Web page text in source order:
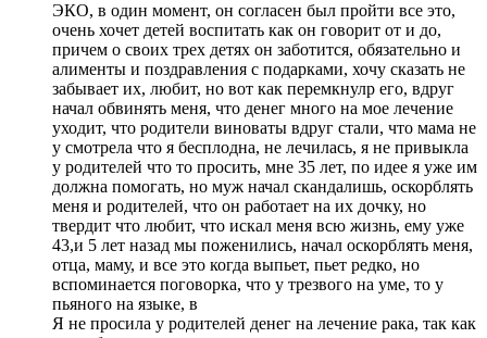
ЭКО, в один момент, он согласен был пройти все это,
очень хочет детей воспитать как он говорит от и до,
причем о своих трех детях он заботится, обязательно и
алименты и поздравления с подарками, хочу сказать не
забывает их, любит, но вот как перемкнулр его, вдруг
начал обвинять меня, что денег много на мое лечение
уходит, что родители виноваты вдруг стали, что мама не
у смотрела что я бесплодна, не лечилась, я не привыкла
у родителей что то просить, мне 35 лет, по идее я уже им
должна помогать, но муж начал скандалишь, оскорблять
меня и родителей, что он работает на их дочку, но
твердит что любит, что искал меня всю жизнь, ему уже
43,и 5 лет назад мы поженились, начал оскорблять меня,
отца, маму, и все это когда выпьет, пьет редко, но
вспоминается поговорка, что у трезвого на уме, то у
пьяного на языке, в
Я не просила у родителей денег на лечение рака, так как